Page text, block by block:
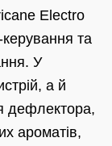
Electro
та
У
а й
дефлектора,
ароматів,